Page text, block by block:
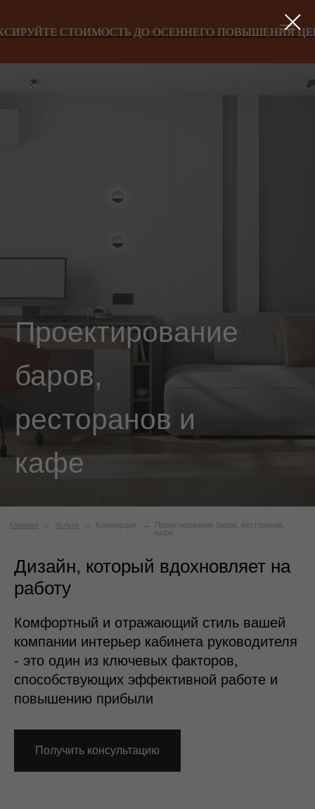
СТОИМОСТЬ ДО ОСЕННЕГО ПОВЫШЕНИЯ ЦЕН!
Проектирование
ресторанов и
кафе
Главная Услуги
→ Коммерция
→
Дизайн, который вдохновляет на
работу
Комфортный и отражающий стиль вашей
компании интерьер кабинета руководителя
- это один из ключевых факторов,
способствующих эффективной работе и
повышению прибыли
Получить консультацию